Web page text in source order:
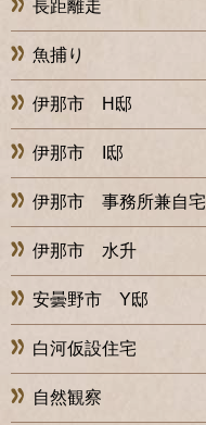
長距離走
魚捕り
伊那市 H邸
伊那市 I邸
伊那市 事務所兼自宅
伊那市 水升
安曇野市 Y邸
白河仮設住宅
自然観察